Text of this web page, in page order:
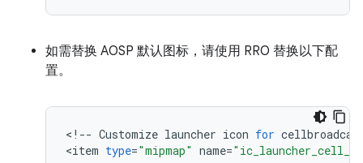
如需替换 AOSP 默认图标，请使用 RRO 替换以下配
置。
< ! -- Customize launcher icon for
<item type="mipmap" name=